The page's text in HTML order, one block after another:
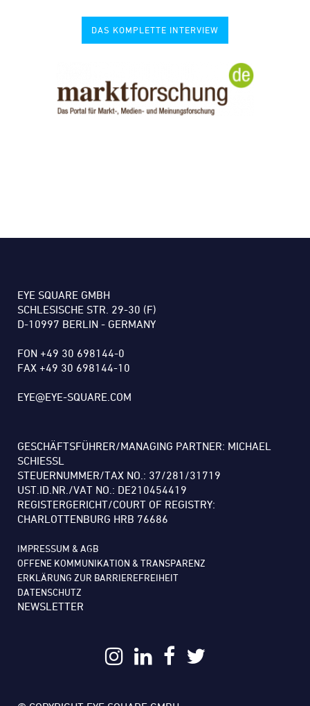
DAS KOMPLETTE INTERVIEW
EYE SQUARE GMBH
SCHLESISCHE STR. 29-30 (F)
D-10997 BERLIN - GERMANY
FON +49 30 698144-0
FAX +49 30 698144-10
EYE@EYE-SQUARE.COM
GESCHÄFTSFÜHRER/MANAGING PARTNER: MICHAEL
SCHIESSL
STEUERNUMMER/TAX NO.: 37/281/31719
UST.ID.NR./VAT NO.: DE210454419
REGISTERGERICHT/COURT OF REGISTRY:
CHARLOTTENBURG HRB 76686
IMPRESSUM & AGB
OFFENE KOMMUNIKATION & TRANSPARENZ
ERKLÄRUNG ZUR BARRIEREFREIHEIT
DATENSCHUTZ
NEWSLETTER